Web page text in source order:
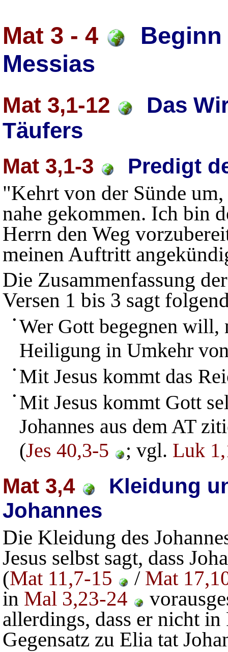
Mat 3 - 4
Beginn
Messias
Mat 3,1-12
Das
Täufers
Mat 3,1-3 Predigt
"Kehrt von der Sünde
nahe gekommen. Ich bin
Herrn den Weg
meinen Auftritt
Die Zusammenfassung
Versen 1 bis 3 sagt
• Wer Gott begegnen will,
Heiligung in Umkehr
• Mit Jesus kommt das
• Mit Jesus kommt Gott
Johannes aus dem AT
(Jes 40,3-5 ; vgl. Luk
Mat 3,4
Kleidung
Johannes
Die Kleidung des
Jesus selbst sagt, dass
(Mat 11,7-15 / Mat
in Mal 3,23-24
allerdings, dass er nicht
Gegensatz zu Elia tat